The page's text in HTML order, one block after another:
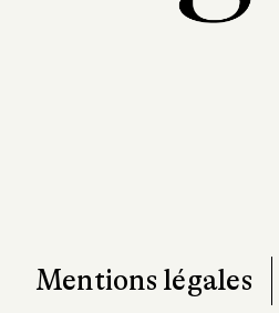
Mentions légales